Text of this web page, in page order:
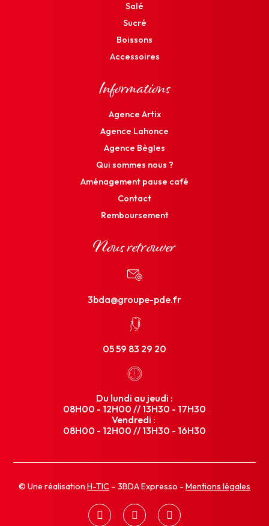
Salé
Sucré
Boissons
Accessoires
Informations
Agence Artix
Agence Lahonce
Agence Bègles
Qui sommes nous ?
Aménagement pause café
Contact
Remboursement
Nous retrouver
3bda@groupe-pde.fr
05 59 83 29 20
Du lundi au jeudi :
08H00 - 12H00 // 13H30 - 17H30
Vendredi :
08H00 - 12H00 // 13H30 - 16H30
© Une réalisation H-TIC – 3BDA Expresso - Mentions légales